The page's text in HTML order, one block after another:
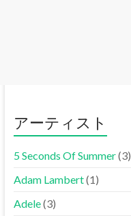
アーティスト
5 Seconds Of Summer(3)
Adam Lambert(1)
Adele(3)